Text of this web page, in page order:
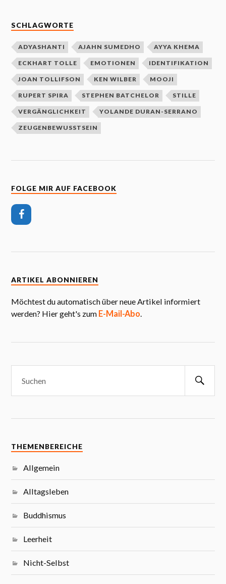
SCHLAGWORTE
ADYASHANTI AJAHN SUMEDHO AYYA KHEMA
ECKHART TOLLE EMOTIONEN IDENTIFIKATION
JOAN TOLLIFSON KEN WILBER MOOJI
RUPERT SPIRA STEPHEN BATCHELOR STILLE
VERGÄNGLICHKEIT YOLANDE DURAN-SERRANO
ZEUGENBEWUSSTSEIN
FOLGE MIR AUF FACEBOOK
ARTIKEL ABONNIEREN
Möchtest du automatisch über neue Artikel informiert
werden? Hier geht's zum E-Mail-Abo.
THEMENBEREICHE
Allgemein
Alltagsleben
Buddhismus
Leerheit
Nicht-Selbst